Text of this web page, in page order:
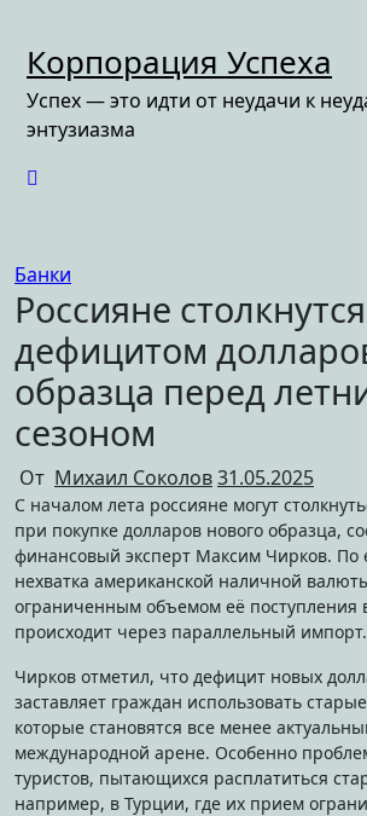
содержимому
Корпорация Успеха
Успех — это идти от неудачи к
энтузиазма
Банки
Россияне
дефицитом
образца перед
сезоном
От Михаил Соколов31.05.2025
С началом лета россияне могут столкнуться с трудностями
при покупке долларов нового образца,
финансовый эксперт Максим Чирков. По
нехватка американской наличной
ограниченным объемом её поступления
происходит через параллельный импорт.
Чирков отметил, что дефицит новых
заставляет граждан использовать
которые становятся все менее
международной арене. Особенно
туристов, пытающихся расплатиться
например, в Турции, где их прием